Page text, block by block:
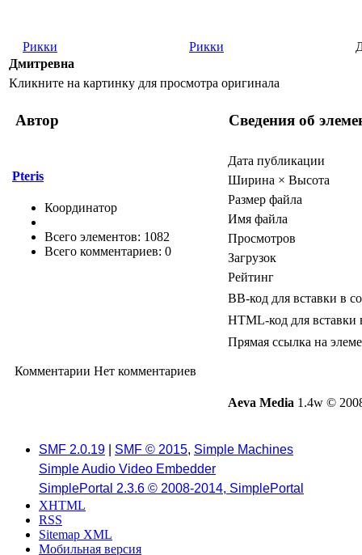
Рикки Рикки
Дмитревна
Кликните на картинку для просмотра оригинала
Автор Сведения об
Pteris
Координатор
Всего элементов: 1082
Всего комментариев: 0
Дата публикации
Ширина × Высота
Размер файла
Имя файла
Просмотров
Загрузок
Рейтинг
BB-код для вставки в
HTML-код для вставки
Прямая ссылка на
Комментарии Нет комментариев
Aeva Media 1.4w ©
SMF 2.0.19 SMF © 2015, Simple Machines
Simple Audio Video Embedder
SimplePortal 2.3.6 © 2008-2014, SimplePortal
XHTML
RSS
Sitemap XML
Мобильная версия